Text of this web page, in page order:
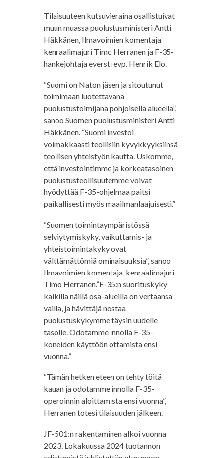
Tilaisuuteen kutsuvieraina osallistuivat
muun muassa puolustusministeri Antti
Häkkänen, Ilmavoimien komentaja
kenraalimajuri Timo Herranen ja F-35-
hankejohtaja eversti evp. Henrik Elo.
“Suomi on Naton jäsen ja sitoutunut
toimimaan luotettavana
puolustustoimijana pohjoisella alueella”,
sanoo Suomen puolustusministeri Antti
Häkkänen. “Suomi investoi
voimakkaasti teollisiin kyvykkyyksiinsä
teollisen yhteistyön kautta. Uskomme,
että investointimme ja korkeatasoinen
puolustusteollisuutemme voivat
hyödyttää F-35-ohjelmaa paitsi
paikallisesti myös maailmanlaajuisesti.”
“Suomen toimintaympäristössä
selviytymiskyky, vaikuttamis- ja
yhteistoimintakyky ovat
välttämättömiä ominaisuuksia”, sanoo
Ilmavoimien komentaja, kenraalimajuri
Timo Herranen.”F-35:n suorituskyky
kaikilla näillä osa-alueilla on vertaansa
vailla, ja hävittäjä nostaa
puolustuskykymme täysin uudelle
tasolle. Odotamme innolla F-35-
koneiden käyttöön ottamista ensi
vuonna.”
“Tämän hetken eteen on tehty töitä
kauan ja odotamme innolla F-35-
operoinnin aloittamista ensi vuonna”,
Herranen totesi tilaisuuden jälkeen.
JF-501:n rakentaminen alkoi vuonna
2023. Lokakuussa 2024 tuotannon